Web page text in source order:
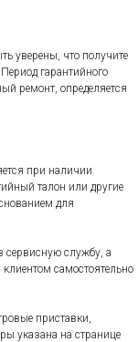
уверены, что получите
гарантийного
ремонт, определяется
при наличии
талон или другие
для
сервисную службу, а
самостоятельно
приставки,
указана на странице